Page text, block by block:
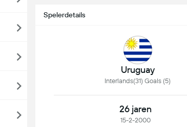
Spelerdetails
Uruguay
Interlands(31) Goals (5)
26 jaren
15-2-2000